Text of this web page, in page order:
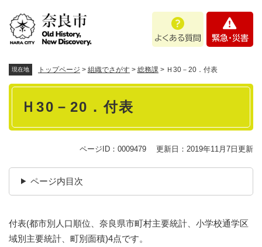
あ
問
・
現在地 トップページ > 組織でさがす > 総務課 > Ｈ30－20．付表
本
Ｈ30－20．付表
ページID：0009479 更新日：2019年11月7日更新
ページ内目次
付表(都市別人口順位、奈良県市町村主要統計、小学校通学区
域別主要統計、町別面積)4点です。